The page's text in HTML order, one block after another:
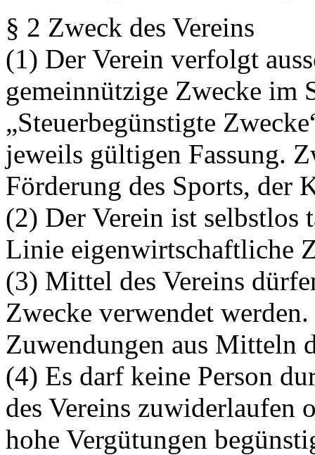
§ 2 Zweck des Vereins
(1) Der Verein verfolgt
gemeinnützige Zwecke im
„Steuerbegünstigte
jeweils gültigen Fassung.
Förderung des Sports, der
(2) Der Verein ist
Linie eigenwirtschaftliche
(3) Mittel des Vereins
Zwecke verwendet
Zuwendungen aus Mitteln
(4) Es darf keine Person
des Vereins zuwiderlaufen
hohe Vergütungen